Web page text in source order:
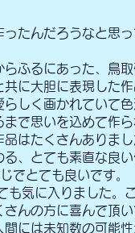
たんだろうなと思
ふるにあった、鳥取
に大胆に表現した作
らしく画かれていて
で思いを込めて作
はたくさんありま
、とても素直な良
でとても良いです。
も気に入りました。
んの方に喜んで頂
には未知数の可能